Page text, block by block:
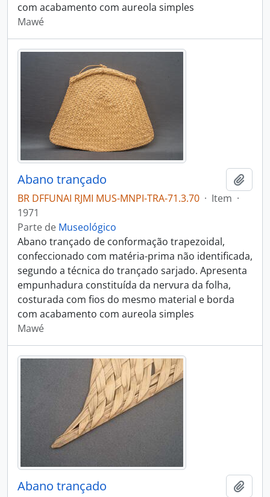
com acabamento com aureola simples
Mawé
Abano trançado
BR DFFUNAI RJMI MUS-MNPI-TRA-71.3.70 · Item ·
1971
Parte de Museológico
Abano trançado de conformação trapezoidal,
confeccionado com matéria-prima não identificada,
segundo a técnica do trançado sarjado. Apresenta
empunhadura constituída da nervura da folha,
costurada com fios do mesmo material e borda
com acabamento com aureola simples
Mawé
Abano trançado